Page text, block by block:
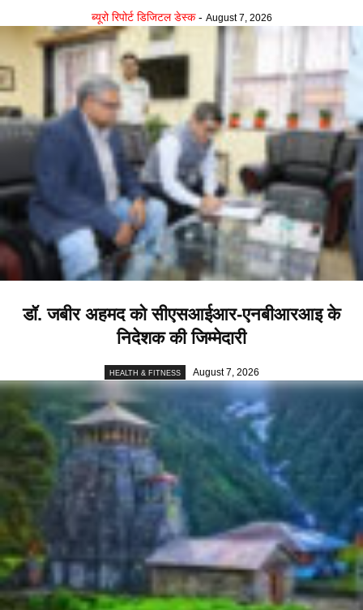
ब्यूरो रिपोर्ट डिजिटल डेस्क - August 7, 2026
डॉ. जबीर अहमद को सीएसआईआर-एनबीआरआइ के
निदेशक की जिम्मेदारी
HEALTH & FITNESS August 7, 2026